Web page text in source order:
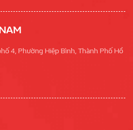
4, Phường Hiệp Bình, Thành Phố Hồ